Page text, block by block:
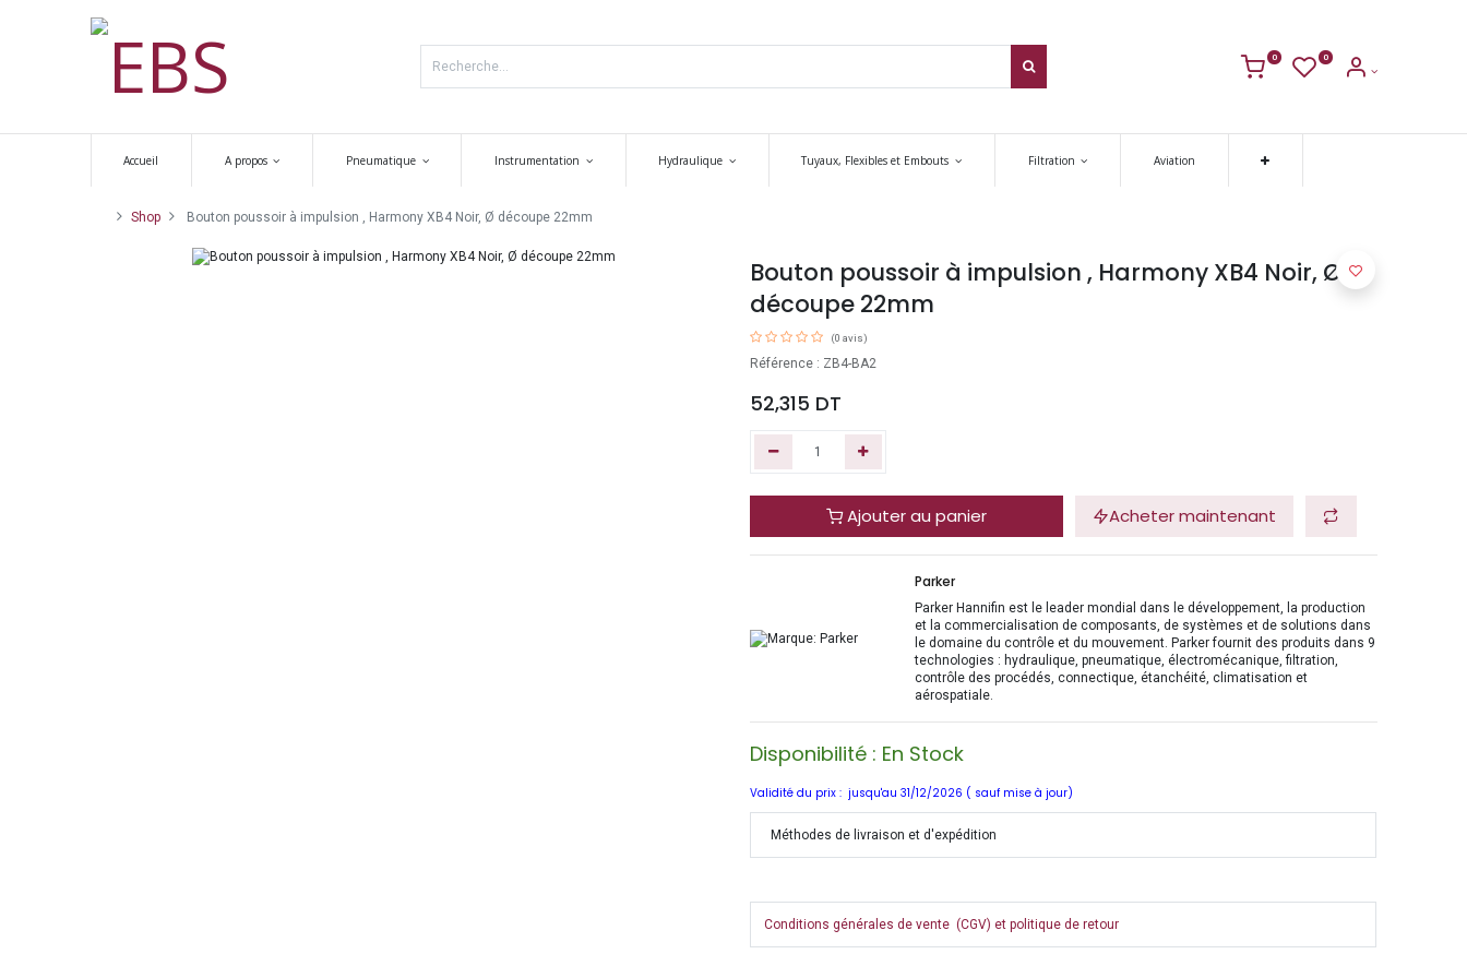
0 0
Accueil A propos Pneumatique Instrumentation Hydraulique Tuyaux, Flexibles et Embouts Filtration Aviation
Shop Bouton poussoir à impulsion , Harmony XB4 Noir, Ø découpe 22mm
Bouton poussoir à impulsion , Harmony XB4 Noir, Ø
découpe 22mm
(0 avis)
Référence : ZB4-BA2
52,315 DT
Ajouter au panier Acheter maintenant
Parker
Parker Hannifin est le leader mondial dans le développement, la production
et la commercialisation de composants, de systèmes et de solutions dans
le domaine du contrôle et du mouvement. Parker fournit des produits dans 9
technologies : hydraulique, pneumatique, électromécanique, filtration,
contrôle des procédés, connectique, étanchéité, climatisation et
aérospatiale.
Disponibilité : En Stock
Validité du prix : jusqu'au 31/12/2026 ( sauf mise à jour)
Méthodes de livraison et d'expédition
Conditions générales de vente (CGV) et politique de retour